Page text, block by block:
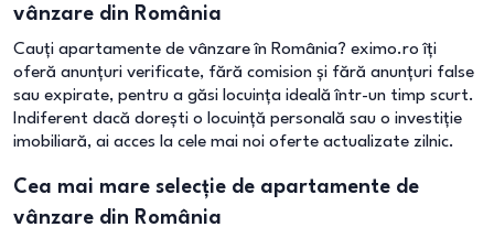
vânzare din România
Cauți apartamente de vânzare în România? eximo.ro îți
oferă anunțuri verificate, fără comision și fără anunțuri false
sau expirate, pentru a găsi locuința ideală într-un timp scurt.
Indiferent dacă dorești o locuință personală sau o investiție
imobiliară, ai acces la cele mai noi oferte actualizate zilnic.
Cea mai mare selecție de apartamente de
vânzare din România